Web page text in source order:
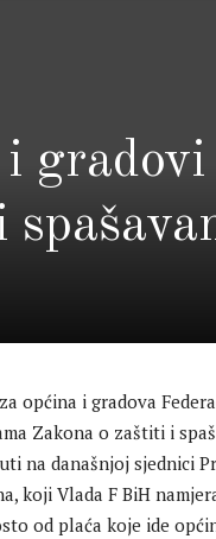
i
općina i gradova
Zakona o zaštiti i
na današnjoj sjednici
koji Vlada F BiH
od plaća koje ide